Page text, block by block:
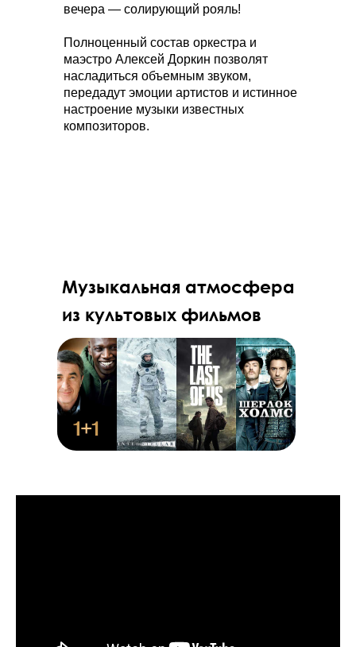
вечера — солирующий рояль!
Полноценный состав оркестра и
маэстро Алексей Доркин позволят
насладиться объемным звуком,
передадут эмоции артистов и истинное
настроение музыки известных
композиторов.
Купить билеты
Музыкальная атмосфера
из культовых фильмов